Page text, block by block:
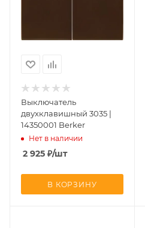
Выключатель
двухклавишный 3035 |
14350001 Berker
Нет в наличии
2 925 ₽/шт
В КОРЗИНУ